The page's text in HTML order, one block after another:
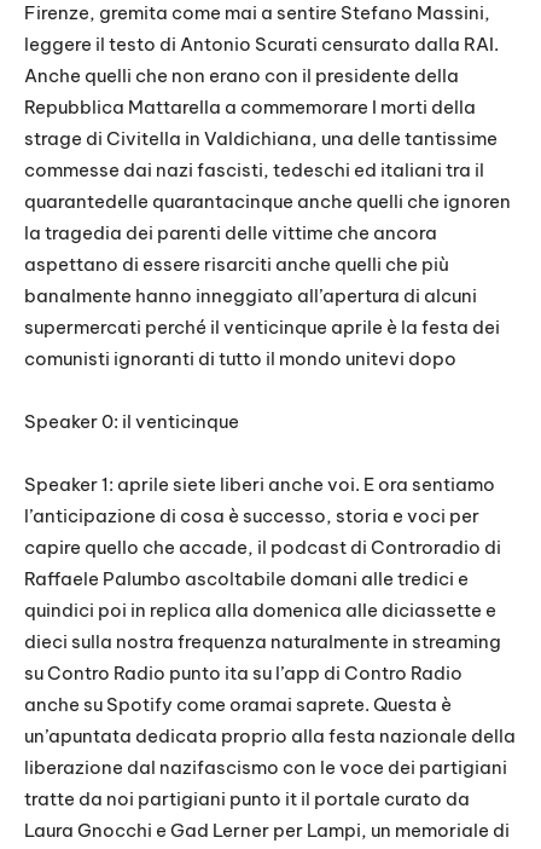
Firenze, gremita come mai a sentire Stefano Massini,
leggere il testo di Antonio Scurati censurato dalla RAI.
Anche quelli che non erano con il presidente della
Repubblica Mattarella a commemorare I morti della
strage di Civitella in Valdichiana, una delle tantissime
commesse dai nazi fascisti, tedeschi ed italiani tra il
quarantedelle quarantacinque anche quelli che ignoren
la tragedia dei parenti delle vittime che ancora
aspettano di essere risarciti anche quelli che più
banalmente hanno inneggiato all’apertura di alcuni
supermercati perché il venticinque aprile è la festa dei
comunisti ignoranti di tutto il mondo unitevi dopo
Speaker 0: il venticinque
Speaker 1: aprile siete liberi anche voi. E ora sentiamo
l’anticipazione di cosa è successo, storia e voci per
capire quello che accade, il podcast di Controradio di
Raffaele Palumbo ascoltabile domani alle tredici e
quindici poi in replica alla domenica alle diciassette e
dieci sulla nostra frequenza naturalmente in streaming
su Contro Radio punto ita su l’app di Contro Radio
anche su Spotify come oramai saprete. Questa è
un’apuntata dedicata proprio alla festa nazionale della
liberazione dal nazifascismo con le voce dei partigiani
tratte da noi partigiani punto it il portale curato da
Laura Gnocchi e Gad Lerner per Lampi, un memoriale di